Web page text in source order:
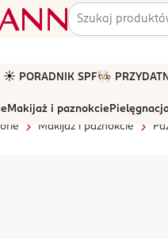
☀️ PORADNIK SPF🧑🏻‍🍳
Makijaż i paznokcie
Makijaż i paznokcie